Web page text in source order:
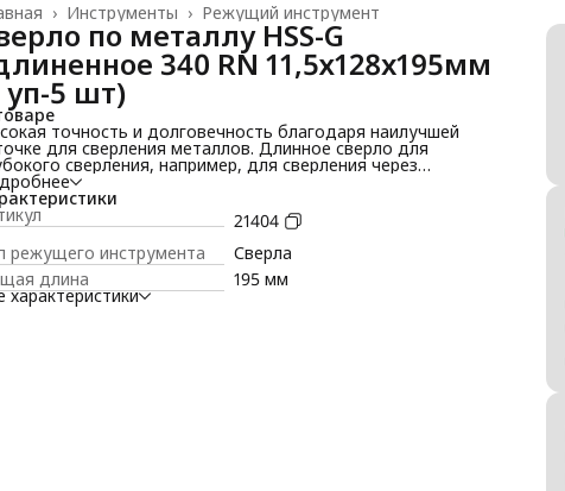
Режущий инструмент
Инструменты ›
›
по металлу НSS-G
340 RN 11,5х128x195мм
уп-5 шт)
точность и долговечность благодаря наилучшей
для сверления металлов. Длинное сверло для
сверления, например, для сверления через
втулки. Высокая точность и долговечность
наилучшей заточке для сверления металлов.
заточка канавок и диаметра для идеального
Изготовлено согласно DIN 340. Усиленный
для обеспечения особой прочности
21404
режущего инструмента
Сверла
длина
195 мм
характеристики